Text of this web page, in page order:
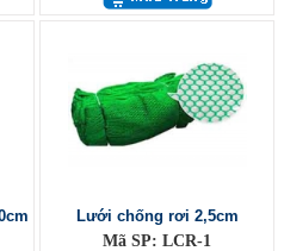
Lưới chống rơi 2,5cm
Mã SP: LCR-1